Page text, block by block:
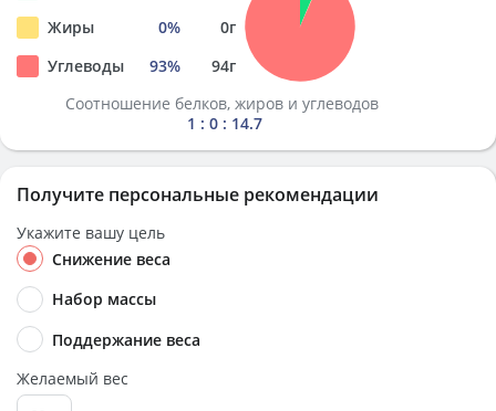
Жиры
0% 0г
Углеводы
93% 94г
Соотношение белков, жиров и углеводов
1 : 0 : 14.7
Получите персональные рекомендации
Укажите вашу цель
Снижение веса
Набор массы
Поддержание веса
Желаемый вес